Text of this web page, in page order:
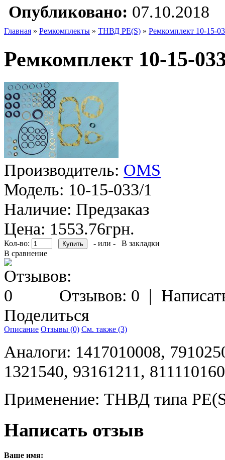
Опубликовано: 07.10.2018
Главная » Ремкомплекты » ТНВД PE(S) » Ремкомплект 10-15-
Ремкомплект 10-15-
Производитель: OMS
Модель: 10-15-033/1
Наличие: Предзаказ
Цена: 1553.76грн.
Кол-во: - или -
В закладки
В сравнение
Отзывов: 0 |
Поделиться
Описание Отзывы (0) См. также (3)
Аналоги: 1417010008,
1321540, 93161211,
Применение: ТНВД типа
Написать отзыв
Ваше имя: